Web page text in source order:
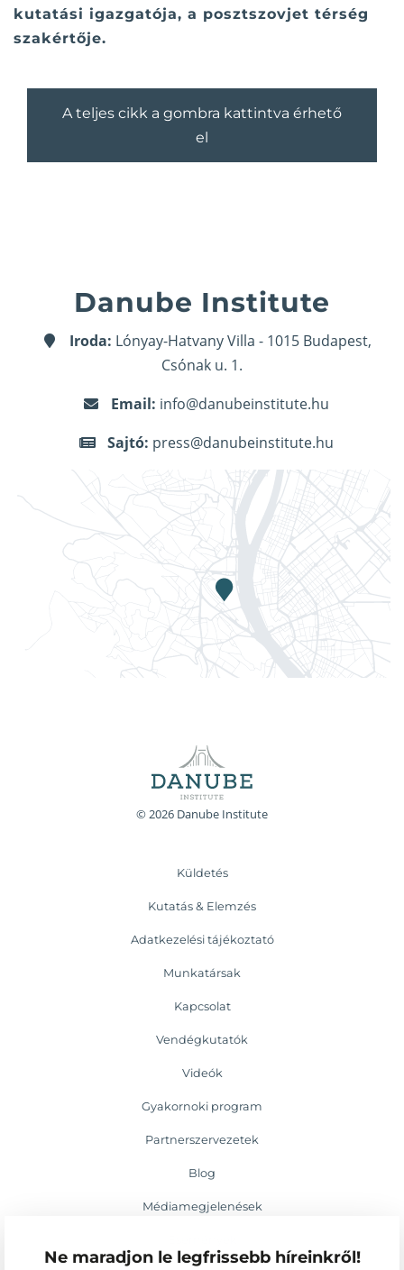
Ne maradjon le legfrissebb híreinkről!
kutatási igazgatója, a posztszovjet térség
szakértője.
A teljes cikk a gombra kattintva érhető
el
Danube Institute
Iroda: Lónyay-Hatvany Villa - 1015 Budapest,
Csónak u. 1.
Email: info@danubeinstitute.hu
Sajtó: press@danubeinstitute.hu
© 2026 Danube Institute
Küldetés
Kutatás & Elemzés
Adatkezelési tájékoztató
Munkatársak
Kapcsolat
Vendégkutatók
Videók
Gyakornoki program
Partnerszervezetek
Blog
Médiamegjelenések